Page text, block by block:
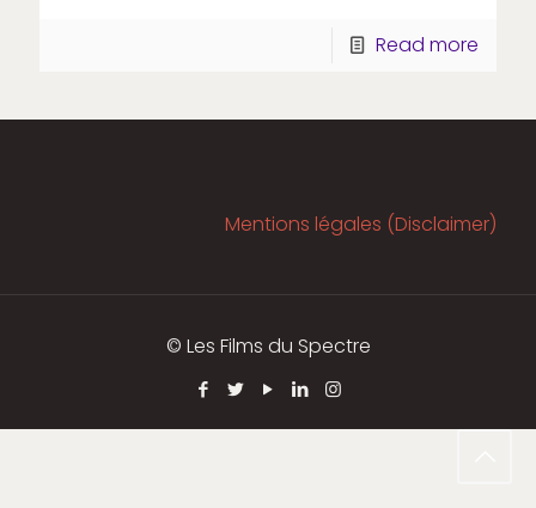
Read more
Mentions légales (Disclaimer)
© Les Films du Spectre